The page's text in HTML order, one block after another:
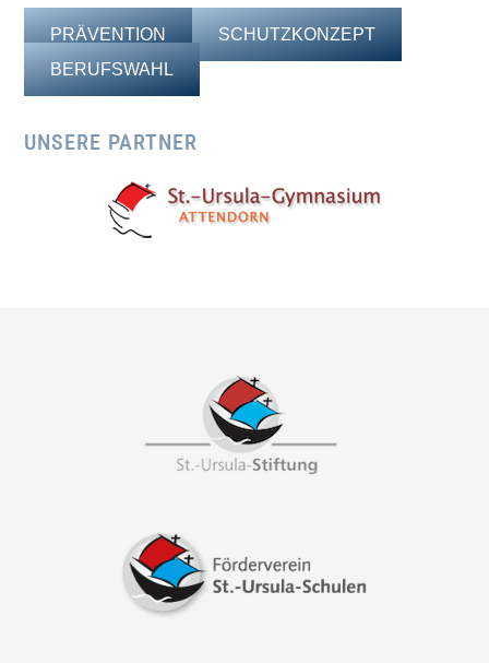
PRÄVENTION
SCHUTZKONZEPT
BERUFSWAHL
UNSERE PARTNER